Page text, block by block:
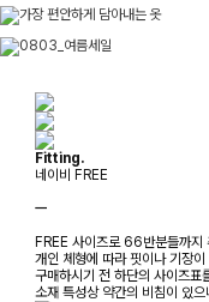
Fitting.
네이비 FREE
ㅡ
FREE 사이즈로 66반분들까지
개인 체형에 따라 핏이나 기장이
구매하시기 전 하단의 사이즈표
소재 특성상 약간의 비침이 있